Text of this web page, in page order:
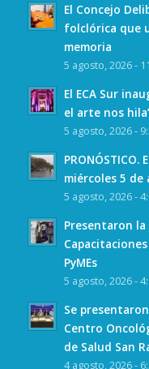
El Concejo
folclórica que
memoria
5 agosto, 2026 -
El ECA Sur
el arte nos
5 agosto, 2026 -
miércoles 5 de
5 agosto, 2026 -
Presentaron
PyMEs
5 agosto, 2026 -
Se
Centro
de Salud San
4 agosto, 2026 -